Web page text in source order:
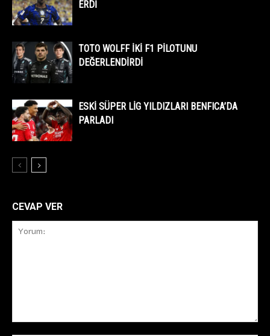
ERDİ
TOTO WOLFF İKİ F1 PİLOTUNU
DEĞERLENDİRDİ
ESKİ SÜPER LİG YILDIZLARI BENFICA’DA
PARLADI
CEVAP VER